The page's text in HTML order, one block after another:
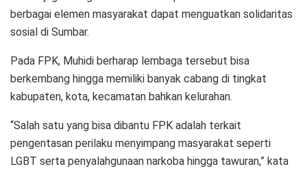
berbagai elemen masyarakat dapat menguatkan solidaritas
sosial di Sumbar.
Pada FPK, Muhidi berharap lembaga tersebut bisa
berkembang hingga memiliki banyak cabang di tingkat
kabupaten, kota, kecamatan bahkan kelurahan.
“Salah satu yang bisa dibantu FPK adalah terkait
pengentasan perilaku menyimpang masyarakat seperti
LGBT serta penyalahgunaan narkoba hingga tawuran,” kata